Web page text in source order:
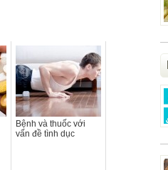
Bệnh và thuốc với
vấn đề tình dục